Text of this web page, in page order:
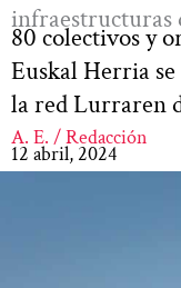
infraestructuras
80 colectivos y
Euskal Herria
la red Lurraren
A. E. / Redacción
12 abril, 2024